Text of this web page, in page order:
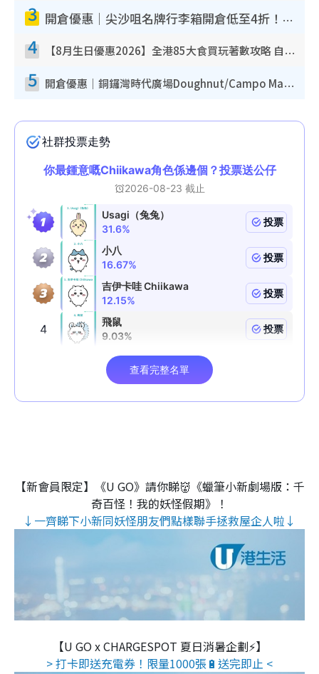
3 開倉優惠｜尖沙咀名牌行李箱開倉低至4折！一連5日 American Tourister/ace./Hallmark $200起！
4 【8月生日優惠2026】全港85大食買玩著數攻略 自助餐/火鍋放題同行免費＋誠品/DONKI送現金券
5 開倉優惠｜銅鑼灣時代廣場Doughnut/Campo Marzio開倉低至1折！背囊、書包、手袋劈價$200起
【新會員限定】《U GO》請你睇👹《蠟筆小新劇場版：千
奇百怪！我的妖怪假期》！
↓一齊睇下小新同妖怪朋友們點樣聯手拯救屋企人啦↓
【U GO x CHARGESPOT 夏日消暑企劃⚡】
> 打卡即送充電券！限量1000張🔋送完即止 <